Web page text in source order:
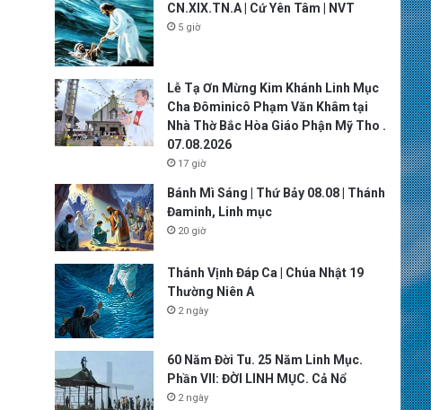
CN.XIX.TN.A | Cứ Yên Tâm | NVT
5 giờ
Lễ Tạ Ơn Mừng Kim Khánh Linh Mục
Cha Đôminicô Phạm Văn Khâm tại
Nhà Thờ Bắc Hòa Giáo Phận Mỹ Tho .
07.08.2026
17 giờ
Bánh Mì Sáng | Thứ Bảy 08.08 | Thánh
Đaminh, Linh mục
20 giờ
Thánh Vịnh Đáp Ca | Chúa Nhật 19
Thường Niên A
2 ngày
60 Năm Đời Tu. 25 Năm Linh Mục.
Phần VII: ĐỜI LINH MỤC. Cả Nổ
2 ngày